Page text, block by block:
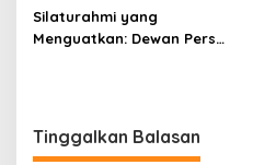
Silaturahmi yang
Menguatkan: Dewan Pers
Tinggalkan Balasan